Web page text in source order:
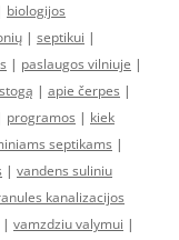
biologijos
| septikui |
| paslaugos vilniuje |
| apie čerpes |
programos | kiek
septikams |
| vandens suliniu
kanalizacijos
| vamzdziu valymui |